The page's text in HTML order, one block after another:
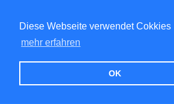
Diese Webseite verwendet Cokkies
mehr erfahren
OK